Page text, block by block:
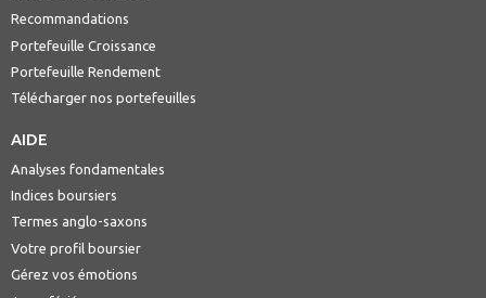
Recommandations
Portefeuille Croissance
Portefeuille Rendement
Télécharger nos portefeuilles
AIDE
Analyses fondamentales
Indices boursiers
Termes anglo-saxons
Votre profil boursier
Gérez vos émotions